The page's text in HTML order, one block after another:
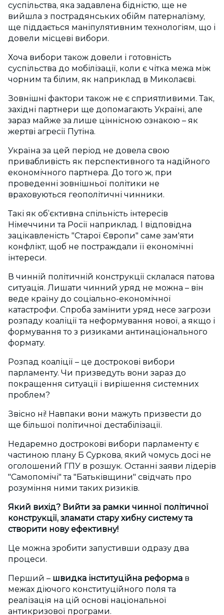
суспільства, яка задавлена бідністю, ще не
вийшла з пострадянських обійм патерналізму,
ще піддається маніпулятивним технологіям, що і
довели місцеві вибори.
Хоча вибори також довели і готовність
суспільства до мобілізації, коли є чітка межа між
чорним та білим, як наприклад в Миколаєві.
Зовнішні фактори також не є сприятливими. Так,
західні партнери ще допомагають Україні, але
зараз майже за лише ціннісною ознакою – як
жертві агресії Путіна.
Україна за цей період не довела свою
привабливість як перспективного та надійного
економічного партнера. До того ж, при
проведенні зовнішньої політики не
враховуються геополітичні чинники.
Такі як об’єктивна спільність інтересів
Німеччини та Росії наприклад. І відповідна
зацікавленість "Старої Європи" саме зам'яти
конфлікт, щоб не постраждали її економічні
інтереси.
В чинній політичній конструкції склалася патова
ситуація. Лишати чинний уряд не можна – він
веде країну до соціально-економічної
катастрофи. Спроба замінити уряд несе загрози
розпаду коаліції та неформування нової, а якщо і
формування то з ризиками антинаціонального
формату.
Розпад коаліції – це дострокові вибори
парламенту. Чи призведуть вони зараз до
покращення ситуації і вирішення системних
проблем?
Звісно ні! Навпаки вони мажуть призвести до
ще більшої політичної дестабілізації.
Недаремно дострокові вибори парламенту є
частиною плану Б Суркова, який чомусь досі не
оголошений ГПУ в розшук. Останні заяви лідерів
"Самопомічі" та "Батьківщини" свідчать про
розуміння ними таких ризиків.
Який вихід? Вийти за рамки чинної політичної
конструкції, зламати стару хибну систему та
створити нову ефективну!
Це можна зробити запустивши одразу два
процеси.
Перший – швидка інституційна реформа в
межах діючого конституційного поля та
реалізація на цій основі національної
антикризової програми.